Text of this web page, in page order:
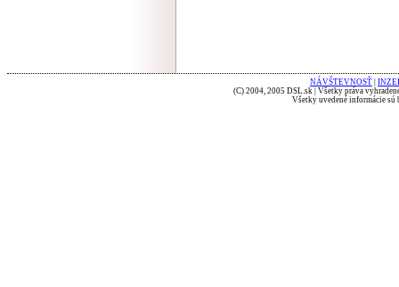
NÁVŠTEVNOSŤ
(C) 2004, 2005 DSL.sk | Všetky práva
Všetky uvedené informácie sú